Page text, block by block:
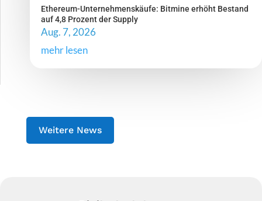
Ethereum-Unternehmenskäufe: Bitmine erhöht Bestand
auf 4,8 Prozent der Supply
Aug. 7, 2026
mehr lesen
Weitere News